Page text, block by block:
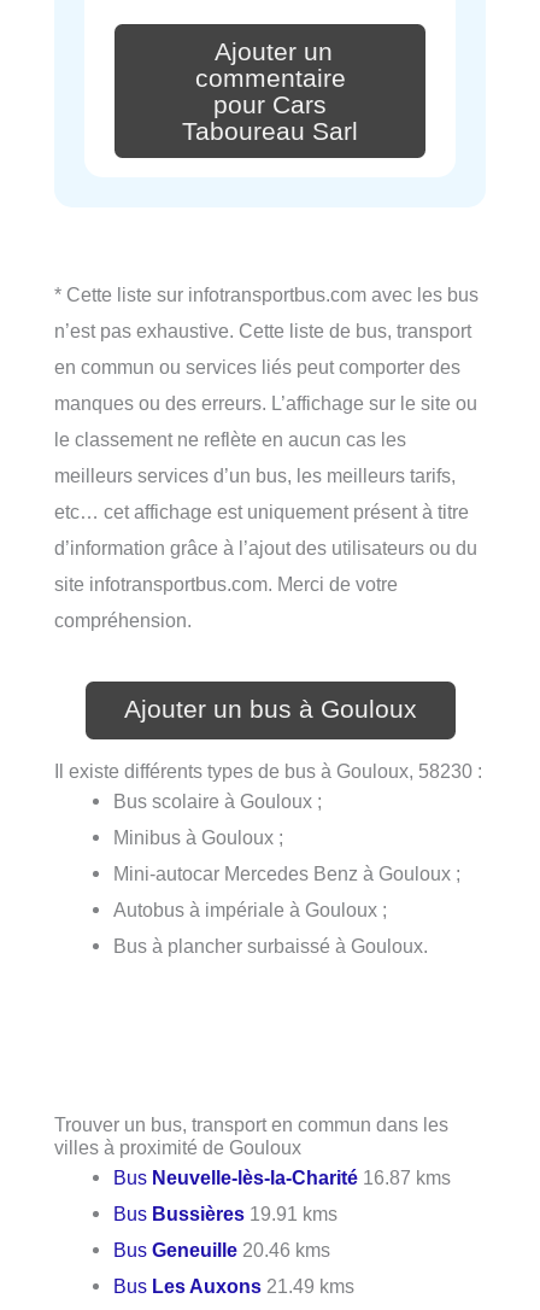
Ajouter un
commentaire
pour Cars
Taboureau Sarl
* Cette liste sur infotransportbus.com avec les bus
n’est pas exhaustive. Cette liste de bus, transport
en commun ou services liés peut comporter des
manques ou des erreurs. L’affichage sur le site ou
le classement ne reflète en aucun cas les
meilleurs services d’un bus, les meilleurs tarifs,
etc… cet affichage est uniquement présent à titre
d’information grâce à l’ajout des utilisateurs ou du
site infotransportbus.com. Merci de votre
compréhension.
Ajouter un bus à Gouloux
Il existe différents types de bus à Gouloux, 58230 :
Bus scolaire à Gouloux ;
Minibus à Gouloux ;
Mini-autocar Mercedes Benz à Gouloux ;
Autobus à impériale à Gouloux ;
Bus à plancher surbaissé à Gouloux.
Trouver un bus, transport en commun dans les
villes à proximité de Gouloux
Bus Neuvelle-lès-la-Charité 16.87 kms
Bus Bussières 19.91 kms
BusGeneuille 20.46 kms
Bus Les Auxons 21.49 kms